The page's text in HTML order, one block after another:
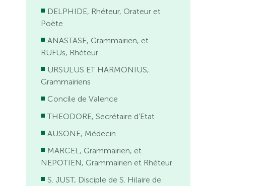
DELPHIDE, Rhéteur, Orateur et
Poète
ANASTASE, Grammairien, et
RUFUs, Rhéteur
URSULUS ET HARMONIUS,
Grammairiens
Concile de Valence
THEODORE, Secrétaire d’Etat
AUSONE, Médecin
MARCEL, Grammairien, et
NEPOTIEN, Grammairien et Rhéteur
S. JUST, Disciple de S. Hilaire de